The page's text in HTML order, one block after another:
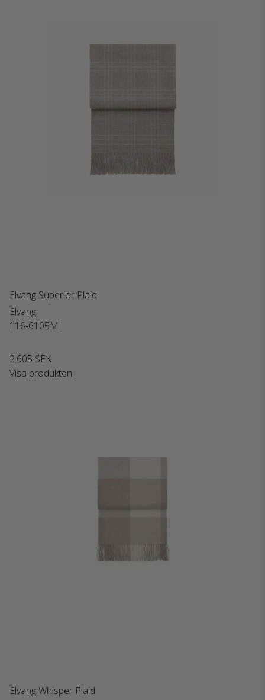
Elvang Superior Plaid
Elvang
116-6105M
2.605 SEK
Visa produkten
Elvang Whisper Plaid